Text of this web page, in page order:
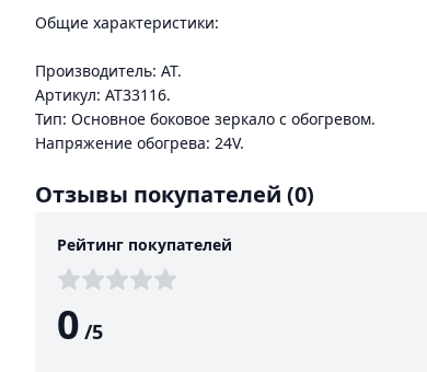
Общие характеристики:
Производитель: AT.
Артикул: AT33116.
Тип: Основное боковое зеркало с обогревом.
Напряжение обогрева: 24V.
Отзывы покупателей (0)
Рейтинг покупателей
0 /5